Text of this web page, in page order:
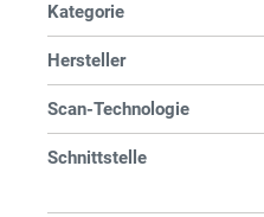
Kategorie
Hersteller
Scan-Technologie
Schnittstelle